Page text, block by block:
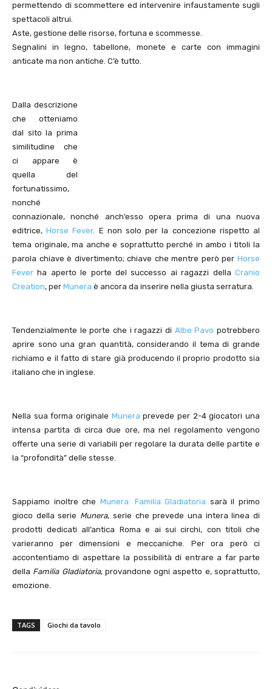
permettendo di scommettere ed intervenire infaustamente sugli
spettacoli altrui.
Aste, gestione delle risorse, fortuna e scommesse.
Segnalini in legno, tabellone, monete e carte con immagini
anticate ma non antiche. C’è tutto.
Dalla descrizione
che otteniamo
dal sito la prima
similitudine che
ci appare è
quella del
fortunatissimo,
nonché
connazionale, nonché anch’esso opera prima di una nuova
editrice,Horse Fever. E non solo per la concezione rispetto al
tema originale, ma anche e soprattutto perché in ambo i titoli la
parola chiave è divertimento; chiave che mentre però per Horse
Fever ha aperto le porte del successo ai ragazzi della Cranio
Creation, per Munera è ancora da inserire nella giusta serratura.
Tendenzialmente le porte che i ragazzi di Albe Pavo potrebbero
aprire sono una gran quantità, considerando il tema di grande
richiamo e il fatto di stare già producendo il proprio prodotto sia
italiano che in inglese.
Nella sua forma originale Munera prevede per 2-4 giocatori una
intensa partita di circa due ore, ma nel regolamento vengono
offerte una serie di variabili per regolare la durata delle partite e
la “profondità” delle stesse.
Sappiamo inoltre che Munera: Familia Gladiatoria sarà il primo
gioco della serie Munera, serie che prevede una intera linea di
prodotti dedicati all’antica Roma e ai sui circhi, con titoli che
varieranno per dimensioni e meccaniche. Per ora però ci
accontentiamo di aspettare la possibilità di entrare a far parte
della Familia Gladiatoria, provandone ogni aspetto e, soprattutto,
emozione.
TAGS Giochi da tavolo